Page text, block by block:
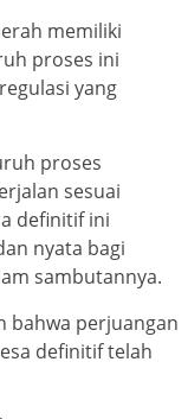
memiliki
proses ini
yang
proses
sesuai
definitif ini
nyata bagi
sambutannya.
bahwa perjuangan
definitif telah